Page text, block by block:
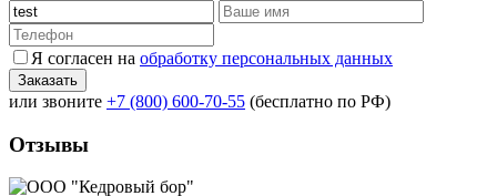
Я согласен на обработку персональных данных
или звоните +7 (800) 600-70-55 (бесплатно по РФ)
Отзывы